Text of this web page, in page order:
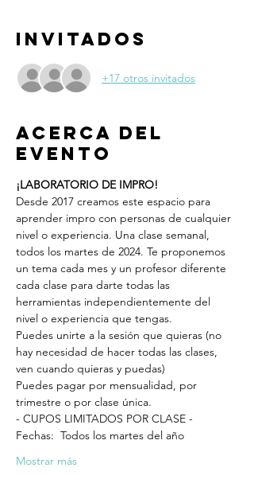
Invitados
+17 otros invitados
Acerca del
evento
¡LABORATORIO DE IMPRO!
Desde 2017 creamos este espacio para
aprender impro con personas de cualquier
nivel o experiencia. Una clase semanal,
todos los martes de 2024. Te proponemos
un tema cada mes y un profesor diferente
cada clase para darte todas las
herramientas independientemente del
nivel o experiencia que tengas.
Puedes unirte a la sesión que quieras (no
hay necesidad de hacer todas las clases,
ven cuando quieras y puedas)
Puedes pagar por mensualidad, por
trimestre o por clase única.
- CUPOS LIMITADOS POR CLASE -
Fechas:  Todos los martes del año
Mostrar más